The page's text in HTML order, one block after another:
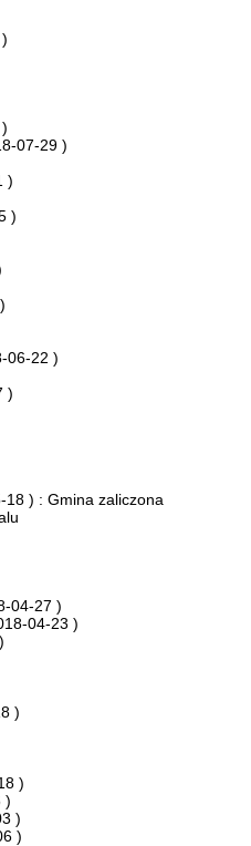
07-29 )
)
)
06-22 )
)
18 ) : Gmina zaliczona
04-27 )
04-23 )
)
)
)
)
)